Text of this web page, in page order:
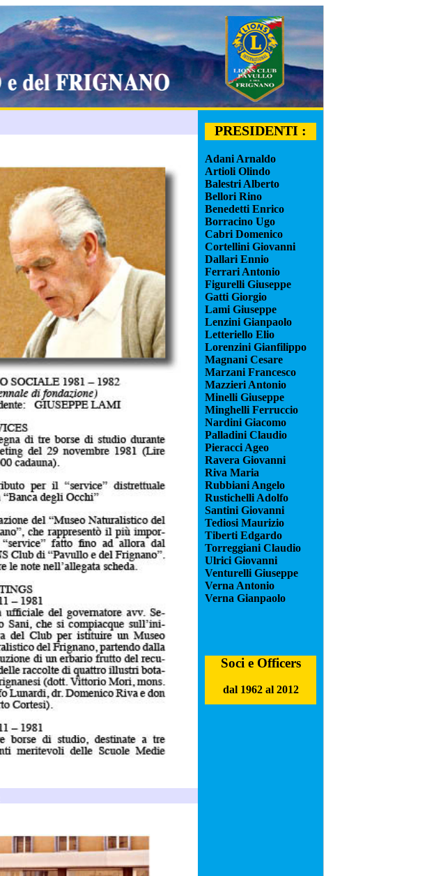
PRESIDENTI :
Adani Arnaldo
Artioli Olindo
Balestri Alberto
Bellori Rino
Benedetti Enrico
Borracino Ugo
Cabri Domenico
Cortellini Giovanni
Dallari Ennio
Ferrari Antonio
Figurelli Giuseppe
Gatti Giorgio
Lami Giuseppe
Lenzini Gianpaolo
Letteriello Elio
Lorenzini Gianfilippo
Magnani Cesare
Marzani Francesco
Mazzieri Antonio
Minelli Giuseppe
Minghelli Ferruccio
Nardini Giacomo
Palladini Claudio
Pieracci Ageo
Ravera Giovanni
Riva Maria
Rubbiani Angelo
Rustichelli Adolfo
Santini Giovanni
Tediosi Maurizio
Tiberti Edgardo
Torreggiani Claudio
Ulrici Giovanni
Venturelli Giuseppe
Verna Antonio
Verna Gianpaolo
Soci e Officers
dal 1962 al 2012